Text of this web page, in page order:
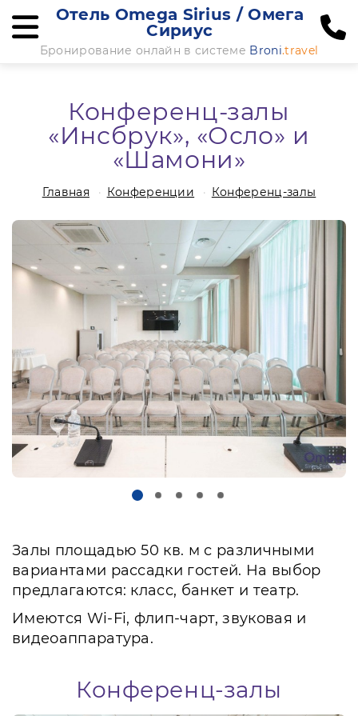
Отель Omega Sirius / Омега
Сириус
Бронирование онлайн в системе Broni.travel
Конференц-залы
«Инсбрук», «Осло» и
«Шамони»
Главная Конференции Конференц-залы
Залы площадью 50 кв. м с различными
вариантами рассадки гостей. На выбор
предлагаются: класс, банкет и театр.
Имеются Wi-Fi, флип-чарт, звуковая и
видеоаппаратура.
Конференц-залы